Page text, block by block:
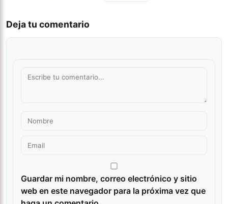
Deja tu comentario
Guardar mi nombre, correo electrónico y sitio
web en este navegador para la próxima vez que